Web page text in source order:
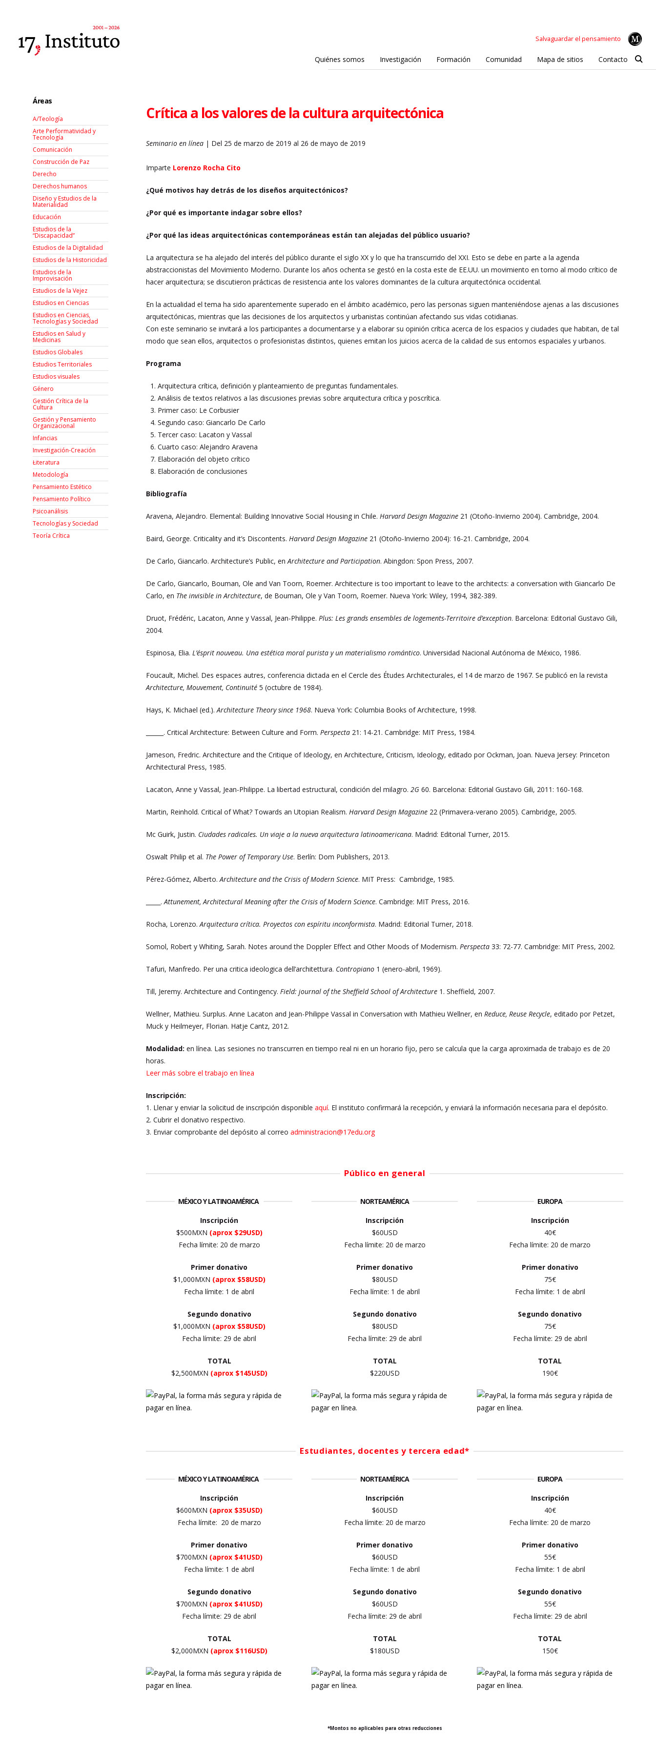
Salvaguardar el pensamiento
Quiénes somos Investigación Formación Comunidad Mapa de sitios Contacto
Crítica a los valores de la cultura arquitectónica
Seminario en línea | Del 25 de marzo de 2019 al 26 de mayo de 2019
Imparte Lorenzo Rocha Cito
¿Qué motivos hay detrás de los diseños arquitectónicos?
¿Por qué es importante indagar sobre ellos?
¿Por qué las ideas arquitectónicas contemporáneas están tan alejadas del público usuario?
La arquitectura se ha alejado del interés del público durante el siglo XX y lo que ha transcurrido del XXI. Esto se debe en parte a la agenda
abstraccionistas del Movimiento Moderno. Durante los años ochenta se gestó en la costa este de EE.UU. un movimiento en torno al modo crítico de
hacer arquitectura; se discutieron prácticas de resistencia ante los valores dominantes de la cultura arquitectónica occidental.
En la actualidad el tema ha sido aparentemente superado en el ámbito académico, pero las personas siguen manteniéndose ajenas a las discusiones
arquitectónicas, mientras que las decisiones de los arquitectos y urbanistas continúan afectando sus vidas cotidianas.
Con este seminario se invitará a los participantes a documentarse y a elaborar su opinión crítica acerca de los espacios y ciudades que habitan, de tal
modo que sean ellos, arquitectos o profesionistas distintos, quienes emitan los juicios acerca de la calidad de sus entornos espaciales y urbanos.
Programa
Arquitectura crítica, definición y planteamiento de preguntas fundamentales.
Análisis de textos relativos a las discusiones previas sobre arquitectura crítica y poscrítica.
Primer caso: Le Corbusier
Segundo caso: Giancarlo De Carlo
Tercer caso: Lacaton y Vassal
Cuarto caso: Alejandro Aravena
Elaboración del objeto crítico
Elaboración de conclusiones
Bibliografía
Aravena, Alejandro. Elemental: Building Innovative Social Housing in Chile.Harvard Design Magazine 21 (Otoño-Invierno 2004). Cambridge, 2004.
Baird, George. Criticality and it’s Discontents.Harvard Design Magazine 21 (Otoño-Invierno 2004): 16-21. Cambridge, 2004.
De Carlo, Giancarlo. Architecture’s Public, enArchitecture and Participation. Abingdon: Spon Press, 2007.
De Carlo, Giancarlo, Bouman, Ole and Van Toorn, Roemer. Architecture is too important to leave to the architects: a conversation with Giancarlo De
Carlo, en The invisible in Architecture, de Bouman, Ole y Van Toorn, Roemer. Nueva York: Wiley, 1994, 382-389.
Druot, Frédéric, Lacaton, Anne y Vassal, Jean-Philippe.Plus: Les grands ensembles de logements-Territoire d’exception. Barcelona: Editorial Gustavo Gili,
2004.
Espinosa, Elia.L’ésprit nouveau. Una estética moral purista y un materialismo romántico. Universidad Nacional Autónoma de México, 1986.
Foucault, Michel. Des espaces autres, conferencia dictada en el Cercle des Études Architecturales, el 14 de marzo de 1967. Se publicó en la revista
Architecture, Mouvement, Continuité 5 (octubre de 1984).
Hays, K. Michael (ed.).Architecture Theory since 1968. Nueva York: Columbia Books of Architecture, 1998.
______. Critical Architecture: Between Culture and Form.Perspecta 21: 14-21. Cambridge: MIT Press, 1984.
Jameson, Fredric. Architecture and the Critique of Ideology, en Architecture, Criticism, Ideology, editado por Ockman, Joan. Nueva Jersey: Princeton
Architectural Press, 1985.
Lacaton, Anne y Vassal, Jean-Philippe. La libertad estructural, condición del milagro.2G 60. Barcelona: Editorial Gustavo Gili, 2011: 160-168.
Martin, Reinhold. Critical of What? Towards an Utopian Realism.Harvard Design Magazine 22 (Primavera-verano 2005). Cambridge, 2005.
Mc Guirk, Justin. Ciudades radicales. Un viaje a la nueva arquitectura latinoamericana. Madrid: Editorial Turner, 2015.
Oswalt Philip et al. The Power of Temporary Use. Berlín: Dom Publishers, 2013.
Pérez-Gómez, Alberto.Architecture and the Crisis of Modern Science. MIT Press: Cambridge, 1985.
_____.Attunement, Architectural Meaning after the Crisis of Modern Science. Cambridge: MIT Press, 2016.
Rocha, Lorenzo.Arquitectura crítica. Proyectos con espíritu inconformista. Madrid: Editorial Turner, 2018.
Somol, Robert y Whiting, Sarah. Notes around the Doppler Effect and Other Moods of Modernism.Perspecta 33: 72-77. Cambridge: MIT Press, 2002.
Tafuri, Manfredo. Per una critica ideologica dell’architettura. Contropiano 1 (enero-abril, 1969).
Till, Jeremy. Architecture and Contingency.Field: journal of the Sheffield School of Architecture 1. Sheffield, 2007.
Wellner, Mathieu. Surplus. Anne Lacaton and Jean-Philippe Vassal in Conversation with Mathieu Wellner, enReduce, Reuse Recycle, editado por Petzet,
Muck y Heilmeyer, Florian. Hatje Cantz, 2012.
Modalidad: en línea. Las sesiones no transcurren en tiempo real ni en un horario fijo, pero se calcula que la carga aproximada de trabajo es de 20
horas.
Leer más sobre el trabajo en línea
Inscripción:
1. Llenar y enviar la solicitud de inscripción disponibleaquí. El instituto confirmará la recepción, y enviará la información necesaria para el depósito.
2. Cubrir el donativo respectivo.
3. Enviar comprobante del depósito al correoadministracion@17edu.org
Público en general
MÉXICO Y LATINOAMÉRICA
Inscripción
$500MXN (aprox $29USD)
Fecha límite: 20 de marzo
Primer donativo
$1,000MXN (aprox $58USD)
Fecha límite: 1 de abril
Segundo donativo
$1,000MXN (aprox $58USD)
Fecha límite: 29 de abril
TOTAL
$2,500MXN (aprox $145USD)
NORTEAMÉRICA
Inscripción
$60USD
Fecha límite: 20 de marzo
Primer donativo
$80USD
Fecha límite: 1 de abril
Segundo donativo
$80USD
Fecha límite: 29 de abril
TOTAL
$220USD
EUROPA
Inscripción
40€
Fecha límite: 20 de marzo
Primer donativo
75€
Fecha límite: 1 de abril
Segundo donativo
75€
Fecha límite: 29 de abril
TOTAL
190€
Estudiantes, docentes y tercera edad*
MÉXICO Y LATINOAMÉRICA
Inscripción
$600MXN (aprox $35USD)
Fecha límite: 20 de marzo
Primer donativo
$700MXN (aprox $41USD)
Fecha límite: 1 de abril
Segundo donativo
$700MXN (aprox $41USD)
Fecha límite: 29 de abril
TOTAL
$2,000MXN (aprox $116USD)
NORTEAMÉRICA
Inscripción
$60USD
Fecha límite: 20 de marzo
Primer donativo
$60USD
Fecha límite: 1 de abril
Segundo donativo
$60USD
Fecha límite: 29 de abril
TOTAL
$180USD
EUROPA
Inscripción
40€
Fecha límite: 20 de marzo
Primer donativo
55€
Fecha límite: 1 de abril
Segundo donativo
55€
Fecha límite: 29 de abril
TOTAL
150€
*Montos no aplicables para otras reducciones
Áreas
A/Teología
Arte Performatividad y
Tecnología
Comunicación
Construcción de Paz
Derecho
Derechos humanos
Diseño y Estudios de la
Materialidad
Educación
Estudios de la
“Discapacidad”
Estudios de la Digitalidad
Estudios de la Historicidad
Estudios de la
Improvisación
Estudios de la Vejez
Estudios en Ciencias
Estudios en Ciencias,
Tecnologías y Sociedad
Estudios en Salud y
Medicinas
Estudios Globales
Estudios Territoriales
Estudios visuales
Género
Gestión Crítica de la
Cultura
Gestión y Pensamiento
Organizacional
Infancias
Investigación-Creación
Łiteratura
Metodología
Pensamiento Estético
Pensamiento Político
Psicoanálisis
Tecnologías y Sociedad
Teoría Crítica